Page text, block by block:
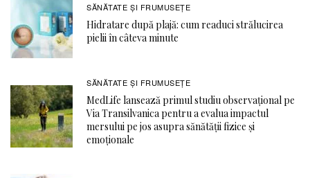
SĂNĂTATE ŞI FRUMUSEȚE
Hidratare după plajă: cum readuci strălucirea
pielii în câteva minute
SĂNĂTATE ŞI FRUMUSEȚE
MedLife lansează primul studiu observațional pe
Via Transilvanica pentru a evalua impactul
mersului pe jos asupra sănătății fizice și
emoționale